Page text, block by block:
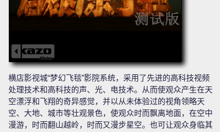
横店影视城“梦幻飞毯”影院系统，采用了先进的高科技视频
处理技术和高科技的声、光、电技术。从而使观众产生在天
空漂浮和飞翔的奇异感觉，并以从未体验过的视角领略天
空、大地、城市等壮观景色，使观众时而飘离地面，在空中